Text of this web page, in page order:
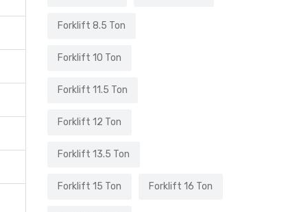
Forklift 8.5 Ton
Forklift 10 Ton
Forklift 11.5 Ton
Forklift 12 Ton
Forklift 13.5 Ton
Forklift 15 Ton Forklift 16 Ton